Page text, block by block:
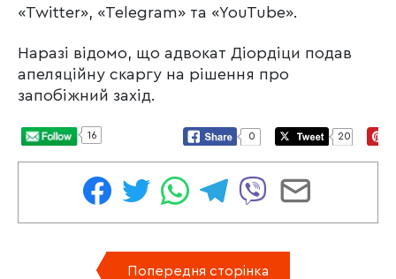
«Twitter», «Telegram» та «YouTube».
Наразі відомо, що адвокат Діордіци подав
апеляційну скаргу на рішення про
запобіжний захід.
16 0 20
Попередня сторінка